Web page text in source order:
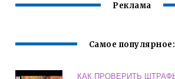
Реклама
Самое популярное:
КАК ПРОВЕРИТЬ